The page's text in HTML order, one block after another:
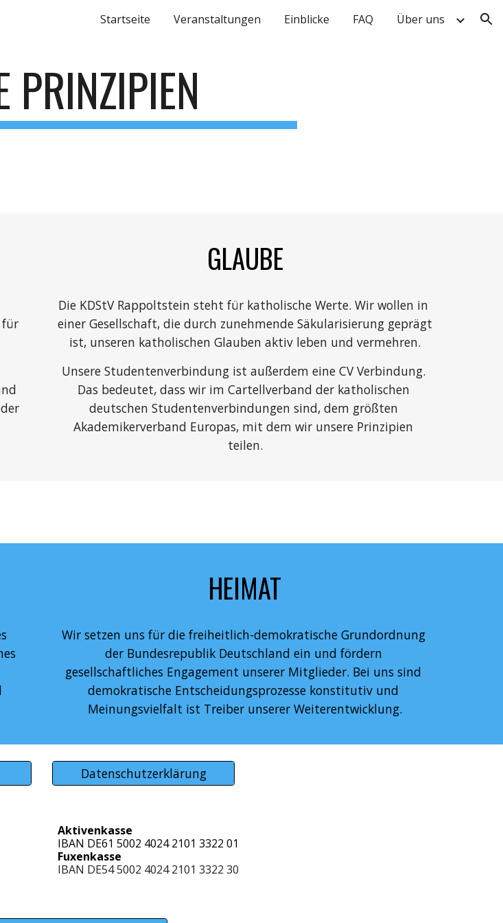
Skip to navigation
Startseite Veranstaltungen Einblicke FAQ Über uns
PRINZIPIEN
für
GLAUBE
Die KDStV Rappoltstein steht für katholische Werte. Wir wollen in
einer Gesellschaft, die durch zunehmende Säkularisierung geprägt
ist, unseren katholischen Glauben aktiv leben und vermehren.
Unsere Studentenverbindung ist außerdem eine CV Verbindung.
Das bedeutet, dass wir im Cartellverband der katholischen
deutschen Studentenverbindungen sind, dem größten
Akademikerverband Europas, mit dem wir unsere Prinzipien
teilen.
HEIMAT
Wir setzen uns für die freiheitlich-demokratische Grundordnung
der Bundesrepublik Deutschland ein und fördern
gesellschaftliches Engagement unserer Mitglieder. Bei uns sind
demokratische Entscheidungsprozesse konstitutiv und
Meinungsvielfalt ist Treiber unserer Weiterentwicklung.
Datenschutzerklärung
Aktivenkasse
IBAN DE61 5002 4024 2101 3322 01
Fuxenkasse
IBAN DE54 5002 4024 2101 3322 30